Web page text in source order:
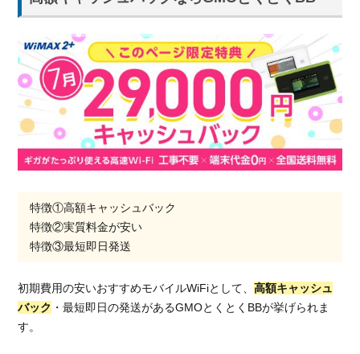
特徴①高額キャッシュバック
特徴②実質料金が安い
特徴③最短即日発送
初期費用の安いおすすめモバイルWiFiとして、高額キャッシュ
バック ・最短即日の発送があるGMOとくとくBBが挙げられま
す。